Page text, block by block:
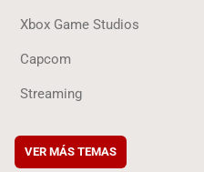
Xbox Game Studios
Capcom
Streaming
VER MÁS TEMAS